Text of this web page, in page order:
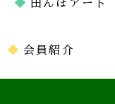
会員紹介